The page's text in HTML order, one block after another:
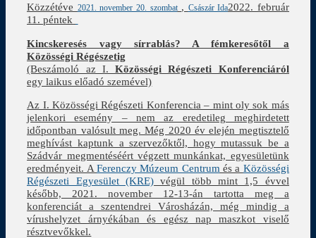
Közzétéve 2021. november 20. szombat , Császár Ida2022. február
11. péntek
Kincskeresés vagy sírrablás? A fémkeresőtől a
Közösségi Régészetig
(Beszámoló az I.Közösségi Régészeti Konferenciáról
egy laikus előadó szemével)
Az I. Közösségi Régészeti Konferencia – mint oly sok más
jelenkori esemény – nem az eredetileg meghirdetett
időpontban valósult meg. Még 2020 év elején megtisztelő
meghívást kaptunk a szervezőktől, hogy mutassuk be a
Szádvár megmentéséért végzett munkánkat, egyesületünk
eredményeit. A Ferenczy Múzeum Centrum és a Közösségi
Régészeti Egyesület (KRE)végül több mint 1,5 évvel
később, 2021. november 12-13-án tartotta meg a
konferenciát a szentendrei Városházán, még mindig a
vírushelyzet árnyékában és egész nap maszkot viselő
résztvevőkkel.